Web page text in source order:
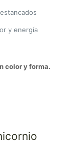
y energía
color y forma.